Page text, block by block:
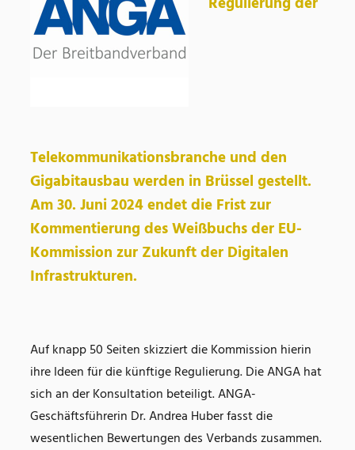
Telekommunikationsbranche und den
Gigabitausbau werden in Brüssel gestellt.
Am 30. Juni 2024 endet die Frist zur
Kommentierung des Weißbuchs der EU-
Kommission zur Zukunft der Digitalen
Infrastrukturen.
Auf knapp 50 Seiten skizziert die Kommission hierin
ihre Ideen für die künftige Regulierung. Die ANGA hat
sich an der Konsultation beteiligt. ANGA-
Geschäftsführerin Dr. Andrea Huber fasst die
wesentlichen Bewertungen des Verbands zusammen.